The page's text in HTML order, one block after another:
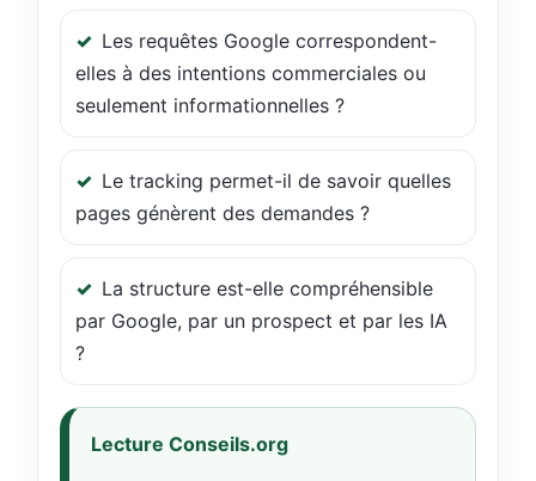
Les requêtes Google correspondent-
elles à des intentions commerciales ou
seulement informationnelles ?
Le tracking permet-il de savoir quelles
pages génèrent des demandes ?
La structure est-elle compréhensible
par Google, par un prospect et par les IA
?
Lecture Conseils.org